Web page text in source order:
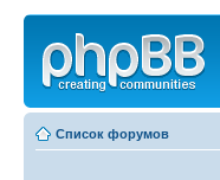
Список форумов